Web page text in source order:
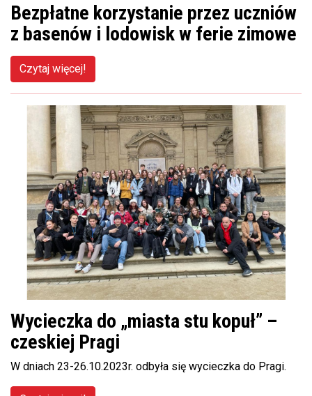
Bezpłatne korzystanie przez uczniów
z basenów i lodowisk w ferie zimowe
Czytaj więcej!
Wycieczka do „miasta stu kopuł” –
czeskiej Pragi
W dniach 23-26.10.2023r. odbyła się wycieczka do Pragi.